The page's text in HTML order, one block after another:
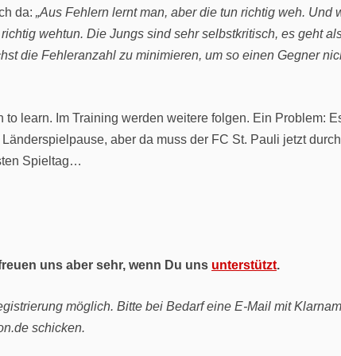
da: „Aus Fehlern lernt man, aber die tun richtig weh. Und
wehtun. Die Jungs sind sehr selbstkritisch, es geht
die Fehleranzahl zu minimieren, um so einen Gegner
learn. Im Training werden weitere folgen. Ein Problem:
aber da muss der FC St. Pauli jetzt
Spieltag…
uns aber sehr, wenn Du uns unterstützt.
möglich. Bitte bei Bedarf eine E-Mail mit
schicken.